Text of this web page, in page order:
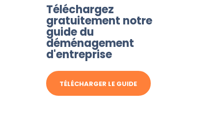
Téléchargez
gratuitement notre
guide du
déménagement
d'entreprise
TÉLÉCHARGER LE GUIDE